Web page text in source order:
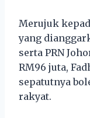
Merujuk
yang
serta PRN
RM96 juta,
sepatutnya
rakyat.